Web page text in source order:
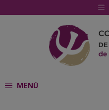
al
MENÚ